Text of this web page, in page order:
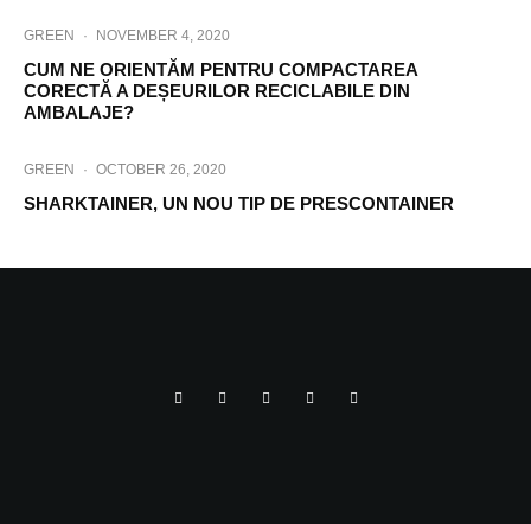
GREEN · NOVEMBER 4, 2020
CUM NE ORIENTĂM PENTRU COMPACTAREA
CORECTĂ A DEȘEURILOR RECICLABILE DIN
AMBALAJE?
GREEN · OCTOBER 26, 2020
SHARKTAINER, UN NOU TIP DE PRESCONTAINER